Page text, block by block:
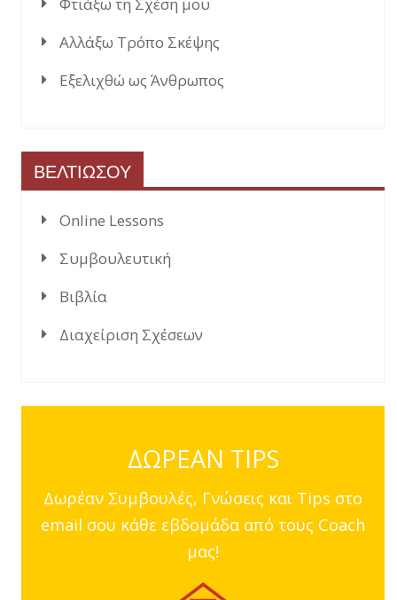
Αλλάξω Τρόπο Σκέψης
Εξελιχθώ ως Άνθρωπος
ΒΕΛΤΙΩΣΟΥ
Online Lessons
Συμβουλευτική
Βιβλία
Διαχείριση Σχέσεων
ΔΩΡΕΑΝ TIPS
Δωρέαν Συμβουλές, Γνώσεις και Tips στο
email σου κάθε εβδομάδα από τους Coach
μας!